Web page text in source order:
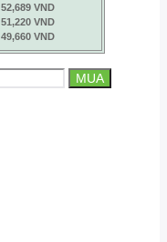
52,689 VND
51,220 VND
49,660 VND